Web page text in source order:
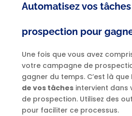
Automatisez vos
prospection pour
Une fois que vous avez
votre campagne de
gagner du temps. C’est là que
de vos tâchesintervient dans
de prospection. Utilisez des
pour faciliter ce processus.